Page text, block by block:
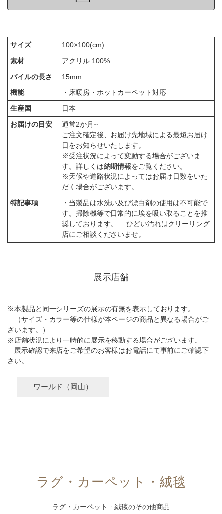
サイズ
100×100(cm)
素材
アクリル 100%
パイルの長さ
15mm
機能
・床暖房・ホットカーペット対応
生産国
日本
お届けの目安
通常2か月~
ご注文確定後、お届け先地域による最短お届け
日をお知らせいたします。
※受注状況によって変動する場合がございま
す。詳しくは納期情報をご覧ください。
※天候や道路状況によってはお届け日数をいた
だく場合がございます。
特記事項
・当製品は水洗い及び漂白剤の使用は不可能で
す。掃除機等で日常的に埃を吸い取ることを推
奨しております。 ひどい汚れはクリーリング
店にご相談くださいませ。
展示店舗
※本製品と同一シリーズの展示の有無を表示しております。
（サイズ・カラー等の仕様が本ページの商品と異なる場合がご
ざいます。）
※店舗状況により一時的に展示を移動する場合がございます。
展示確認で来店をご希望のお客様はお電話にて事前にご確認下
さい。
ワールド（岡山）
ラグ・カーペット・絨毯
ラグ・カーペット・絨毯のその他商品